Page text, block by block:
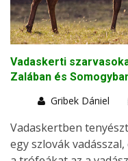
Vadaskerti
Zalában és
Gribek Dániel
Vadaskertben
egy szlovák